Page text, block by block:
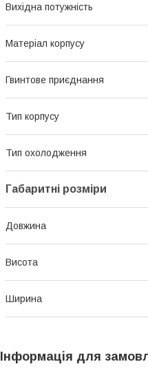
Вихідна потужність
Матеріал корпусу
Гвинтове приєднання
Тип корпусу
Тип охолодження
Габаритні розміри
Довжина
Висота
Ширина
Інформація для